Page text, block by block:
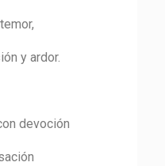
y ardor.
devoción